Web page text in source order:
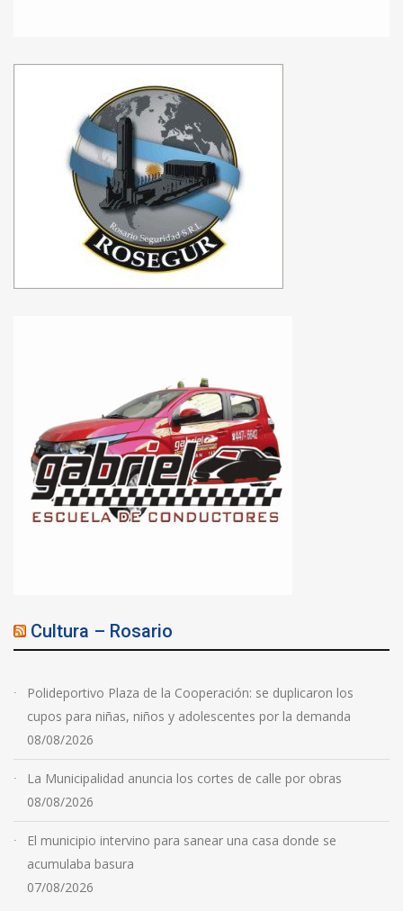
Cultura – Rosario
Polideportivo Plaza de la Cooperación: se duplicaron los
cupos para niñas, niños y adolescentes por la demanda
08/08/2026
La Municipalidad anuncia los cortes de calle por obras
08/08/2026
El municipio intervino para sanear una casa donde se
acumulaba basura
07/08/2026